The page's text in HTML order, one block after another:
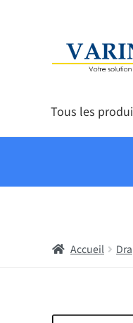
Aller à la
Aller au
Tous les
Accueil